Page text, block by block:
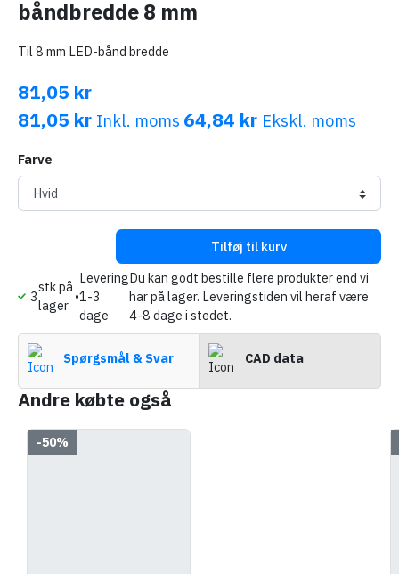
båndbredde 8 mm
Til 8 mm LED-bånd bredde
81,05 kr
81,05 kr Inkl. moms 64,84 kr Ekskl. moms
Farve
Tilføj til kurv
3
stk på
lager
•
Levering
1-3
dage
Du kan godt bestille flere produkter end vi
har på lager. Leveringstiden vil heraf være
4-8 dage i stedet.
Spørgsmål & Svar CAD data
Andre købte også
-50%